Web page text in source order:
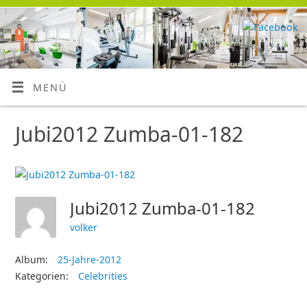
MENÜ
Jubi2012 Zumba-01-182
Jubi2012 Zumba-01-182
volker
Album:
25-Jahre-2012
Kategorien:
Celebrities